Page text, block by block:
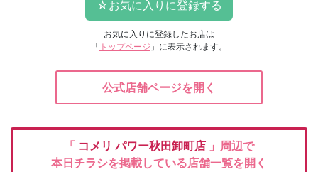
お気に入りに登録したお店は
「 トップページ 」に表示されます。
公式店舗ページを開く
「 コメリパワー秋田卸町店 」周辺で
本日チラシを掲載している店舗一覧を開く